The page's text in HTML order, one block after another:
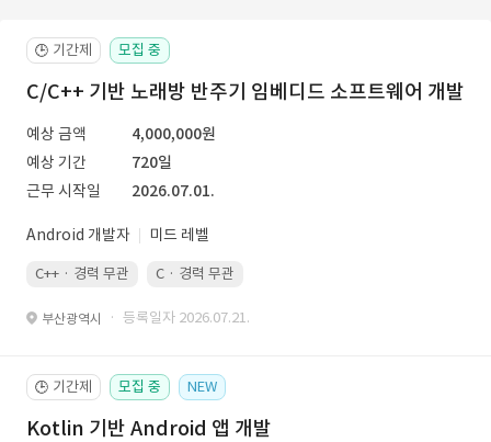
🕒 기간제 모집 중
C/C++ 기반 노래방 반주기 임베디드 소프트웨어 개발
예상 금액
4,000,000원
예상 기간
720일
근무 시작일
2026.07.01.
Android 개발자 미드 레벨
C++ · 경력 무관 C · 경력 무관
부산광역시 · 등록일자 2026.07.21.
🕒 기간제 모집 중 NEW
Kotlin 기반 Android 앱 개발